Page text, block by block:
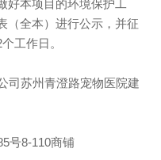
好本项目的环境保护工
（全本）进行公示，并征
工作日。
司苏州青澄路宠物医院建
号8-110商铺